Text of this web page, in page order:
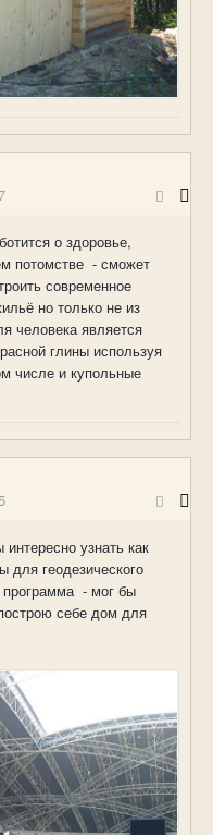
о здоровье,
потомстве - сможет
современное
но только не из
человека является
глины используя
числе и купольные
узнать как
для геодезического
программа - мог бы
себе дом для